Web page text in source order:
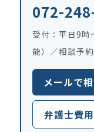
072-
受付：平日9時
能）／相談予
メールで
弁護士費